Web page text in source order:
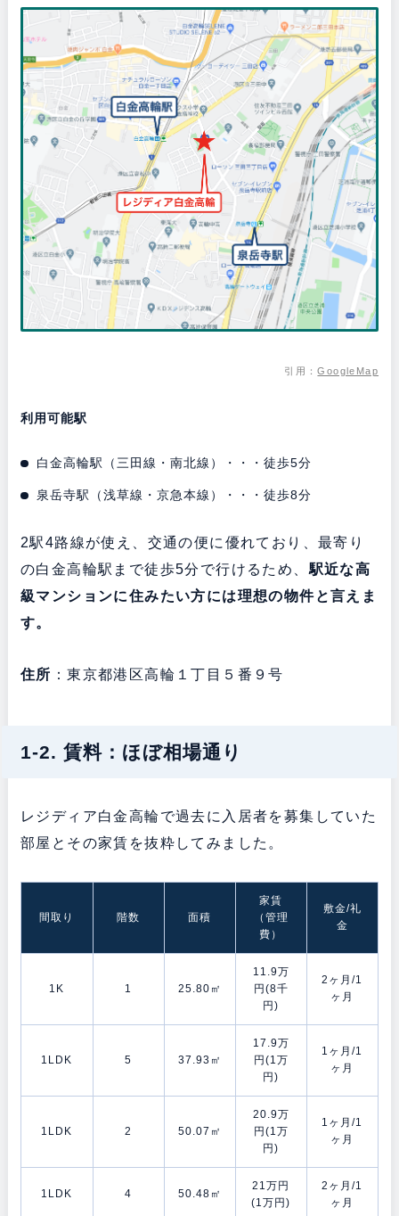
引用：GoogleMap
利用可能駅
白金高輪駅（三田線・南北線）・・・徒歩5分
泉岳寺駅（浅草線・京急本線）・・・徒歩8分
2駅4路線が使え、交通の便に優れており、最寄り
の白金高輪駅まで徒歩5分で行けるため、駅近な高
級マンションに住みたい方には理想の物件と言えま
す。
住所 ：東京都港区高輪１丁目５番９号
1-2. 賃料：ほぼ相場通り
レジディア白金高輪で過去に入居者を募集していた
部屋とその家賃を抜粋してみました。
間取り 階数 面積
家賃
（管理
費）
敷金/礼
金
1K 1 25.80㎡
11.9万
円(8千
円)
2ヶ月/1
ヶ月
1LDK 5 37.93㎡
17.9万
円(1万
円)
1ヶ月/1
ヶ月
1LDK 2 50.07㎡
20.9万
円(1万
円)
1ヶ月/1
ヶ月
1LDK 4 50.48㎡
21万円
(1万円)
2ヶ月/1
ヶ月